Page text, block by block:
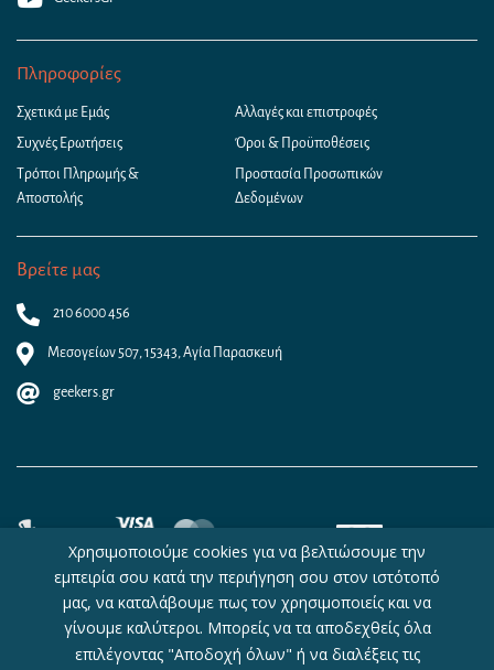
Πληροφορίες
Σχετικά με Εμάς
Συχνές Ερωτήσεις
Τρόποι Πληρωμής &
Αποστολής
Αλλαγές και επιστροφές
Όροι & Προϋποθέσεις
Προστασία Προσωπικών
Δεδομένων
Βρείτε μας
210 6000 456
Μεσογείων 507, 15343, Αγία Παρασκευή
geekers.gr
Copyright © 2026 - Geekers.gr | Designed by Geometry|Woocommerce
byWebHosting|4U
Χρησιμοποιούμε cookies για να βελτιώσουμε την
εμπειρία σου κατά την περιήγηση σου στον ιστότοπό
μας, να καταλάβουμε πως τον χρησιμοποιείς και να
γίνουμε καλύτεροι. Μπορείς να τα αποδεχθείς όλα
επιλέγοντας "Αποδοχή όλων" ή να διαλέξεις τις